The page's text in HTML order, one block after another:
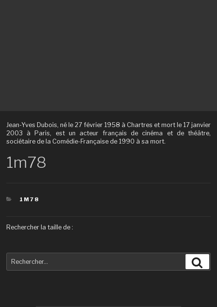
Jean-Yves Dubois, né le 27 février 1958 à Chartres et mort le 17 janvier
2003 à Paris, est un acteur français de cinéma et de théâtre,
sociétaire de la Comédie-Française de 1990 à sa mort.
1m78
CATÉGORIES
1M78
Rechercher la taille de :
pour